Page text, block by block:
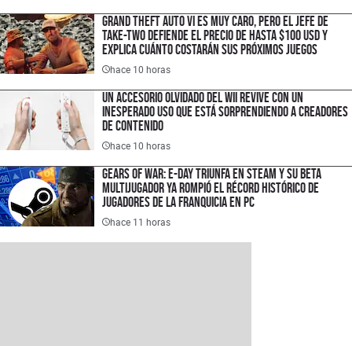
Grand Theft Auto VI es muy caro, pero el jefe de
Take-Two defiende el precio de hasta $100 USD y
explica cuánto costarán sus próximos juegos
hace 10 horas
Un accesorio olvidado del Wii revive con un
inesperado uso que está sorprendiendo a creadores
de contenido
hace 10 horas
Gears of War: E-Day triunfa en Steam y su Beta
multijugador ya rompió el récord histórico de
jugadores de la franquicia en PC
hace 11 horas